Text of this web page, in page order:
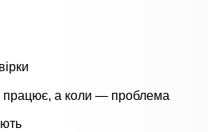
працює, а коли — проблема